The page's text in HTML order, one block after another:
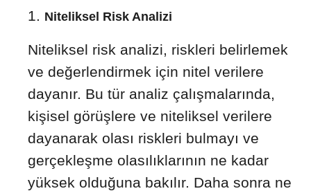
Niteliksel Risk Analizi
Niteliksel risk analizi, riskleri belirlemek
ve değerlendirmek için nitel verilere
dayanır. Bu tür analiz çalışmalarında,
kişisel görüşlere ve niteliksel verilere
dayanarak olası riskleri bulmayı ve
gerçekleşme olasılıklarının ne kadar
yüksek olduğuna bakılır. Daha sonra ne